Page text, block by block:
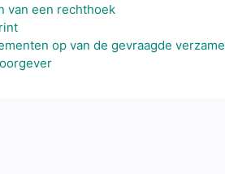
van een rechthoek
op van de gevraagde